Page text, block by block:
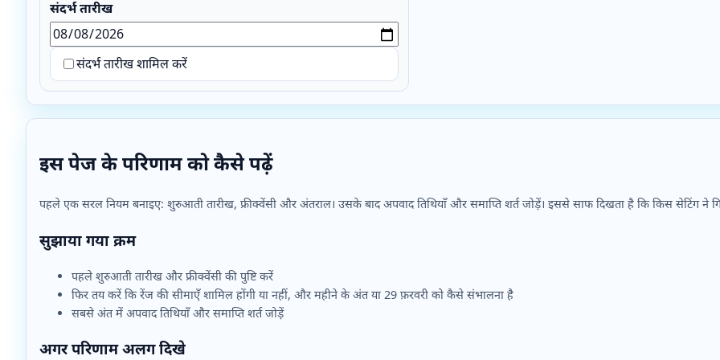
संदर्भ तारीख
संदर्भ तारीख शामिल करें
इस पेज के परिणाम को कैसे पढ़ें
पहले एक सरल नियम बनाइए: शुरुआती तारीख, फ्रीक्वेंसी और अंतराल। उसके बाद अपवाद तिथियाँ और समाप्ति शर्त जोड़ें। इससे साफ दिखता है कि किस सेटिंग ने
सुझाया गया क्रम
पहले शुरुआती तारीख और फ्रीक्वेंसी की पुष्टि करें
फिर तय करें कि रेंज की सीमाएँ शामिल होंगी या नहीं, और महीने के अंत या 29 फ़रवरी को कैसे संभालना है
सबसे अंत में अपवाद तिथियाँ और समाप्ति शर्त जोड़ें
अगर परिणाम अलग दिखे